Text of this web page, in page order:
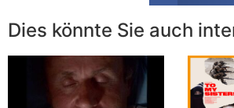
Dies könnte Sie auch